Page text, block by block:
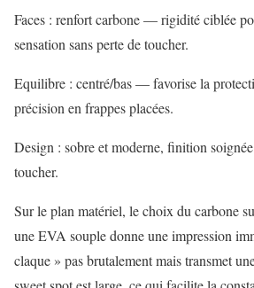
Faces : renfort carbone — rigidité ciblée
sensation sans perte de toucher.
Equilibre : centré/bas — favorise la
précision en frappes placées.
Design : sobre et moderne, finition
toucher.
Sur le plan matériel, le choix du carbone
une EVA souple donne une impression
claque » pas brutalement mais transmet